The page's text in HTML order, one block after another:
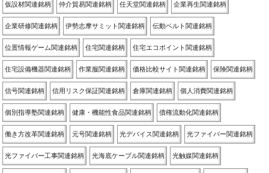
仮設材関連銘柄 仲介貿易関連銘柄 任天堂関連銘柄 企業再生関連銘柄
企業研修関連銘柄 伊勢志摩サミット関連銘柄 伝動ベルト関連銘柄
位置情報ゲーム関連銘柄 住宅関連銘柄 住宅エコポイント関連銘柄
住宅設備機器関連銘柄 作業服関連銘柄 価格比較サイト関連銘柄 保険関連銘柄
信号関連銘柄 信用リスク保証関連銘柄 倉庫関連銘柄 個人消費関連銘柄
個別指導塾関連銘柄 健康・機能性食品関連銘柄 債権流動化関連銘柄
働き方改革関連銘柄 元号関連銘柄 光デバイス関連銘柄 光ファイバー関連銘柄
光ファイバー工事関連銘柄 光海底ケーブル関連銘柄 光触媒関連銘柄